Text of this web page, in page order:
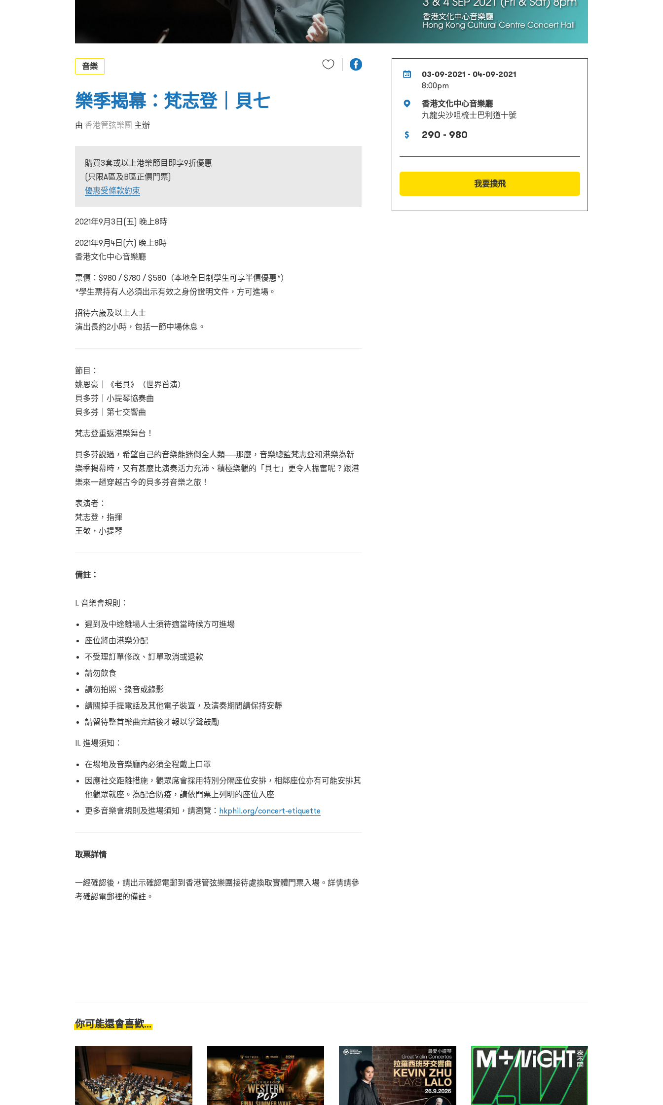
03-09-2021 - 04-09-2021
8:00pm
香港文化中心音樂廳
九龍尖沙咀梳士巴利道十號
290 - 980
我要撲飛
音樂
樂季揭幕：梵志登｜貝七
由 香港管弦樂團 主辦
購買3套或以上港樂節目即享9折優惠
(只限A區及B區正價門票)
優惠受條款約束
2021年9月3日(五) 晚上8時
2021年9月4日(六) 晚上8時
香港文化中心音樂廳
票價：$980 / $780 / $580（本地全日制學生可享半價優惠*）
*學生票持有人必須出示有效之身份證明文件，方可進場。
招待六歲及以上人士
演出長約2小時，包括一節中場休息。
節目：
姚恩豪｜《老貝》（世界首演）
貝多芬｜小提琴協奏曲
貝多芬｜第七交響曲
梵志登重返港樂舞台！
貝多芬說過，希望自己的音樂能迷倒全人類──那麼，音樂總監梵志登和港樂為新
樂季揭幕時，又有甚麼比演奏活力充沛、積極樂觀的「貝七」更令人振奮呢？跟港
樂來一趟穿越古今的貝多芬音樂之旅！
表演者：
梵志登，指揮
王敬，小提琴
備註：
I. 音樂會規則：
遲到及中途離場人士須待適當時候方可進場
座位將由港樂分配
不受理訂單修改、訂單取消或退款
請勿飲食
請勿拍照、錄音或錄影
請關掉手提電話及其他電子裝置，及演奏期間請保持安靜
請留待整首樂曲完結後才報以掌聲鼓勵
II. 進場須知：
在場地及音樂廳內必須全程戴上口罩
因應社交距離措施，觀眾席會採用特別分隔座位安排，相鄰座位亦有可能安排其
他觀眾就座。為配合防疫，請依門票上列明的座位入座
更多音樂會規則及進場須知，請瀏覽： hkphil.org/concert-etiquette
取票詳情
一經確認後，請出示確認電郵到香港管弦樂團接待處換取實體門票入場。詳情請參
考確認電郵裡的備註。
你可能還會喜歡...